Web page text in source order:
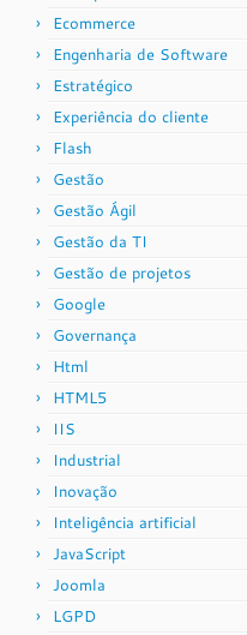
Ecommerce
Engenharia de Software
Estratégico
Experiência do cliente
Flash
Gestão
Gestão Ágil
Gestão da TI
Gestão de projetos
Google
Governança
Html
HTML5
IIS
Industrial
Inovação
Inteligência artificial
JavaScript
Joomla
LGPD